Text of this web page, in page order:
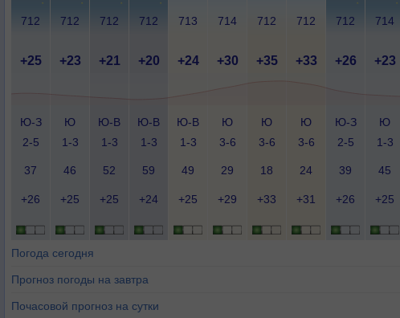
712 712 712 712 713 714 712 712 712 714
+25 +23 +21 +20 +24 +30 +35 +33 +26 +23
Ю-З
2-5
Ю
1-3
Ю-В
1-3
Ю-В
1-3
Ю-В
1-3
Ю
3-6
Ю
3-6
Ю
3-6
Ю-З
2-5
Ю
1-3
37 46 52 59 49 29 18 24 39 45
+26 +25 +25 +24 +25 +29 +33 +31 +26 +25
Погода сегодня
Прогноз погоды на завтра
Почасовой прогноз на сутки